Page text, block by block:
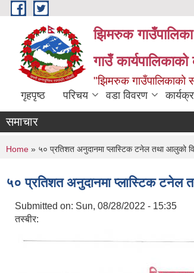
Skip to main content
झिमरुक गाउँपालिका
गाउँ
"झिमरुक गाउँपालिकाको
गृहपृष्ठ परिचय वडा विवरण
समाचार
You are here
Home » ५० प्रतिशत अनुदानमा प्लास्टिक टनेल तथा आलुको
५० प्रतिशत अनुदानमा प्लास्टिक टनेल
Submitted on: Sun, 08/28/2022 - 15:35
तस्बीर: